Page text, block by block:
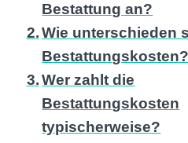
Bestattung an?
Wie unterschieden
Bestattungskosten?
Wer zahlt die
Bestattungskosten
typischerweise?